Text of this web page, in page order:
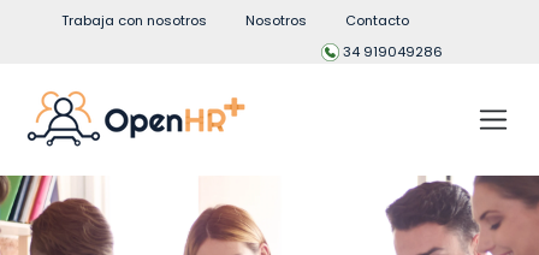
Trabaja con nosotros Nosotros
Contacto
34 919049286